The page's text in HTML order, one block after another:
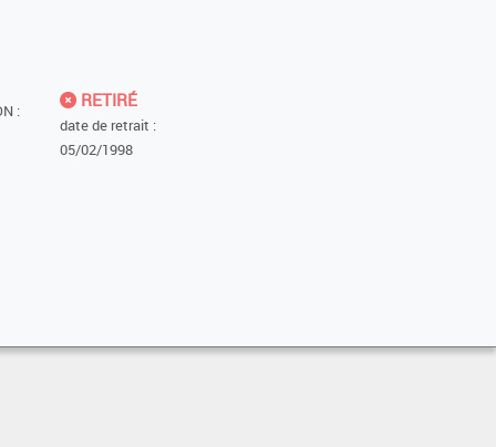
:
RETIRÉ
date de retrait :
05/02/1998